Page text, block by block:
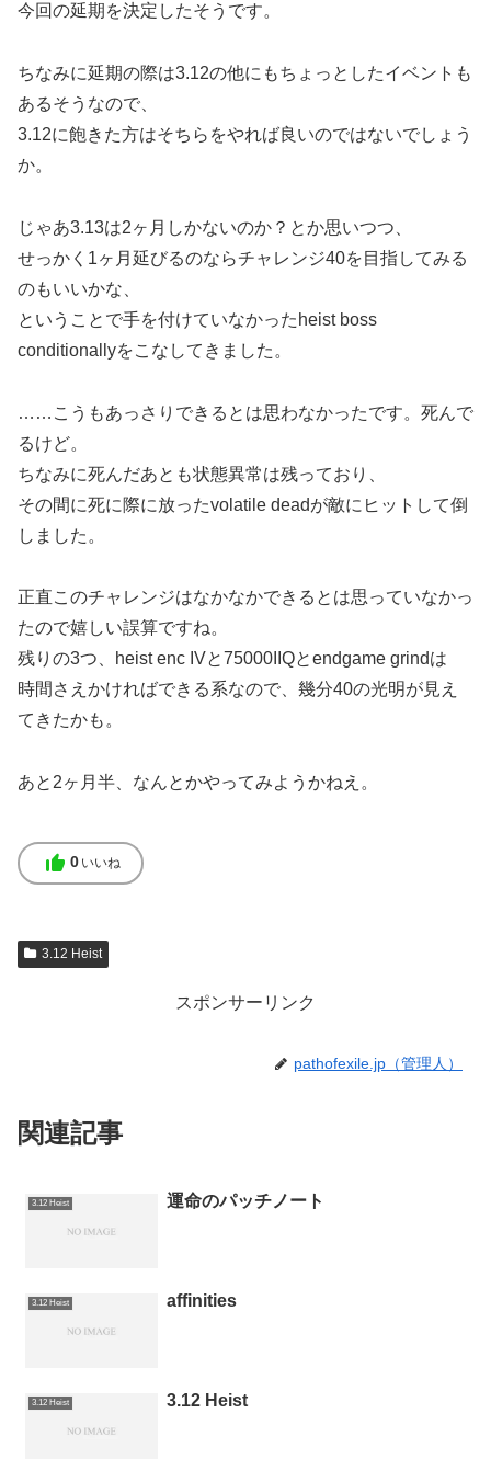
今回の延期を決定したそうです。
ちなみに延期の際は3.12の他にもちょっとしたイベントも
あるそうなので、
3.12に飽きた方はそちらをやれば良いのではないでしょう
か。
じゃあ3.13は2ヶ月しかないのか？とか思いつつ、
せっかく1ヶ月延びるのならチャレンジ40を目指してみる
のもいいかな、
ということで手を付けていなかったheist boss
conditionallyをこなしてきました。
……こうもあっさりできるとは思わなかったです。死んで
るけど。
ちなみに死んだあとも状態異常は残っており、
その間に死に際に放ったvolatile deadが敵にヒットして倒
しました。
正直このチャレンジはなかなかできるとは思っていなかっ
たので嬉しい誤算ですね。
残りの3つ、heist enc IVと75000IIQとendgame grindは
時間さえかければできる系なので、幾分40の光明が見え
てきたかも。
あと2ヶ月半、なんとかやってみようかねえ。
thumb_up 0 いいね
3.12 Heist
スポンサーリンク
pathofexile.jp（管理人）
関連記事
3.12 Heist 運命のパッチノート
3.12 Heist affinities
3.12 Heist 3.12 Heist